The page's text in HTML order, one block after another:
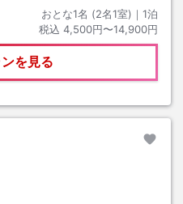
おとな1名 (2名1室)｜ 1泊
税込 4,500円〜14,900円
を見る